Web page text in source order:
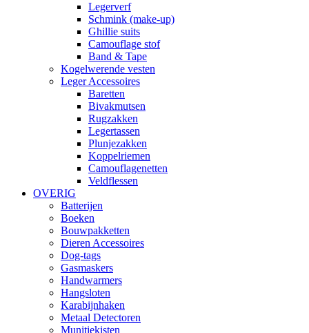
Legerverf
Schmink (make-up)
Ghillie suits
Camouflage stof
Band & Tape
Kogelwerende vesten
Leger Accessoires
Baretten
Bivakmutsen
Rugzakken
Legertassen
Plunjezakken
Koppelriemen
Camouflagenetten
Veldflessen
OVERIG
Batterijen
Boeken
Bouwpakketten
Dieren Accessoires
Dog-tags
Gasmaskers
Handwarmers
Hangsloten
Karabijnhaken
Metaal Detectoren
Munitiekisten